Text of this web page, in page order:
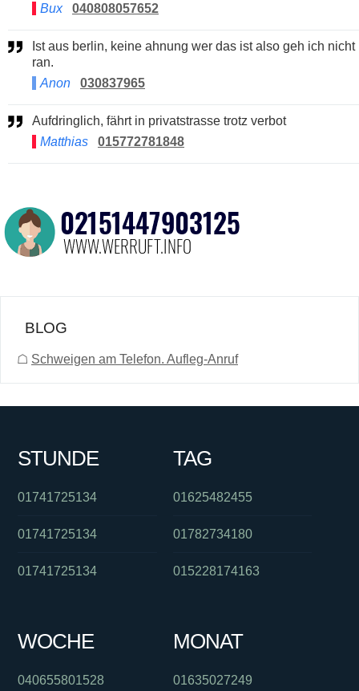
Bux
040808057652
ran.
Anon
030837965
Aufdringlich, fährt in privatstrasse trotz verbot
Matthias
015772781848
BLOG
☖ Schweigen am Telefon. Aufleg-Anruf
STUNDE
01741725134
01741725134
01741725134
TAG
01625482455
01782734180
015228174163
WOCHE
040655801528
MONAT
01635027249